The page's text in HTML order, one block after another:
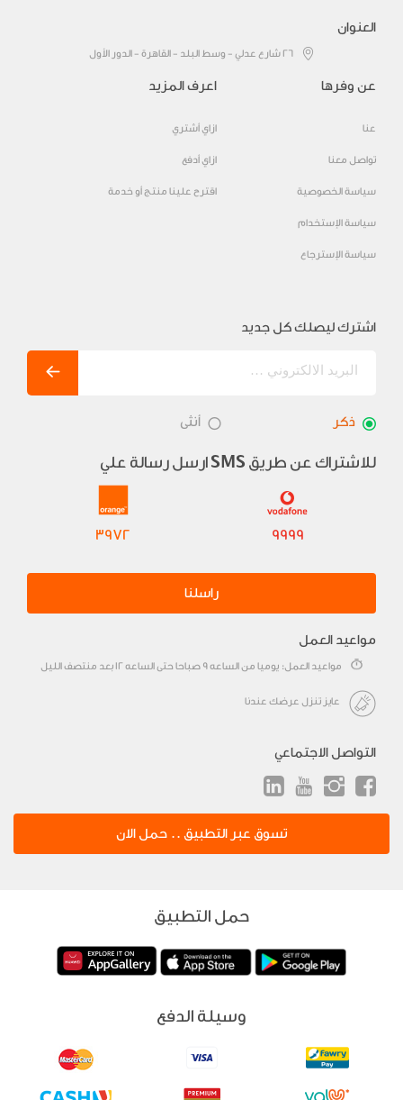
العنوان
٢٦ شارع عدلي - وسط البلد - القاهرة - الدور الأول
عن وفرها
عنا
تواصل معنا
سياسة الخصوصية
سياسة الإستخدام
سياسة الإسترجاع
اعرف المزيد
ازاي أشتري
ازاي أدفع
اقترح علينا منتج أو خدمة
اشترك ليصلك كل جديد
ذكر أنثى
للاشتراك عن طريق SMS ارسل رسالة علي
9999
3972
راسلنا
مواعيد العمل
مواعيد العمل: يوميا من الساعه 9 صباحا حتى الساعه 12 بعد منتصف الليل
عايز تنزل عرضك عندنا
التواصل الاجتماعي
تسوق عبر التطبيق .. حمل الان
حمل التطبيق
وسيلة الدفع